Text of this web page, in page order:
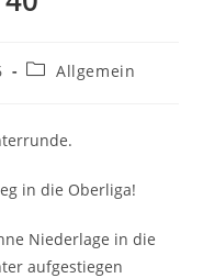
Beitrags-
Allgemein
in die Oberliga!
Niederlage in die
aufgestiegen